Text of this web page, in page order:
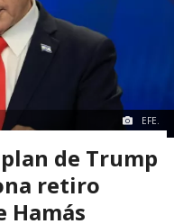
EFE.
de Trump
retiro
Hamás